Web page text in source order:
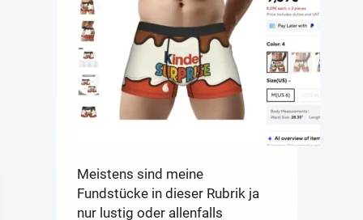
Meistens sind meine
Fundstücke in dieser Rubrik ja
nur lustig oder allenfalls